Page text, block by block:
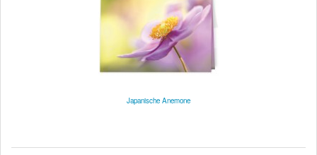
Japanische Anemone